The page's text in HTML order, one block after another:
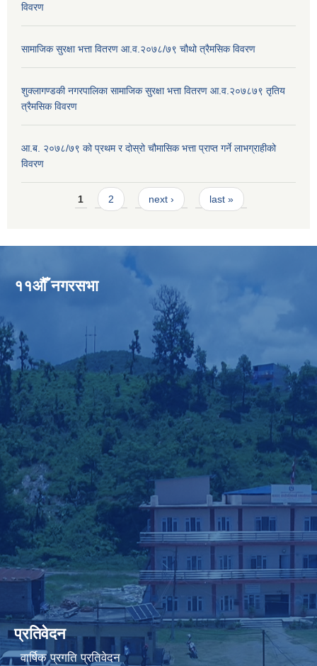
विवरण
सामाजिक सुरक्षा भत्ता वितरण आ.व.२०७८/७९ चौथो त्रैमसिक विवरण
शुक्लागण्डकी नगरपालिका सामाजिक सुरक्षा भत्ता वितरण आ.व.२०७८७९ तृतिय
त्रैमसिक विवरण
आ.ब. २०७८/७९ को प्रथम र दोस्रो चौमासिक भत्ता प्राप्त गर्ने लाभग्राहीको
विवरण
Pages1 2 next › last »
११औँ नगरसभा
प्रतिवेदन
वार्षिक प्रगति प्रतिवेदन